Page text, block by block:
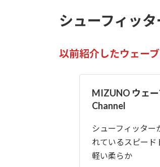
新
日
シューフィッ
以前紹介したウェー
MIZUNO ウェ
Channel
シューフィッター
れているスピード
軽い柔らか